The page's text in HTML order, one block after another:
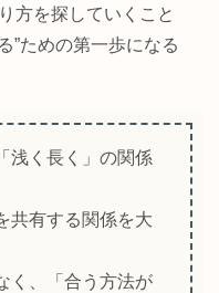
方を探していくこと
”ための第一歩になる
浅く長く」の関係
共有する関係を大
く、「合う方法が